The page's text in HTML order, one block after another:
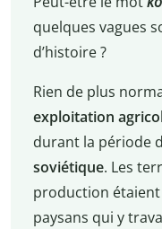
quelques vagues
d’histoire ?
Rien de plus
exploitation
durant la période
soviétique. Les
production
paysans qui y